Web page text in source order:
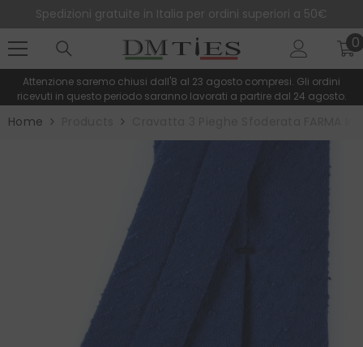
Spedizioni gratuite in Italia per ordini superiori a 50€
00
Attenzione saremo chiusi dall'8 al 23 agosto compresi. Gli ordini
ricevuti in questo periodo saranno lavorati a partire dal 24 agosto.
Home